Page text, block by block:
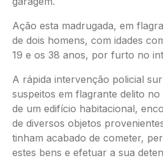
Ação esta madrugada, em
de dois homens, com idades
19 e os 38 anos, por furto no
A rápida intervenção policial
suspeitos em flagrante delito
de um edifício habitacional,
de diversos objetos
tinham acabado de cometer,
estes bens e efetuar a sua